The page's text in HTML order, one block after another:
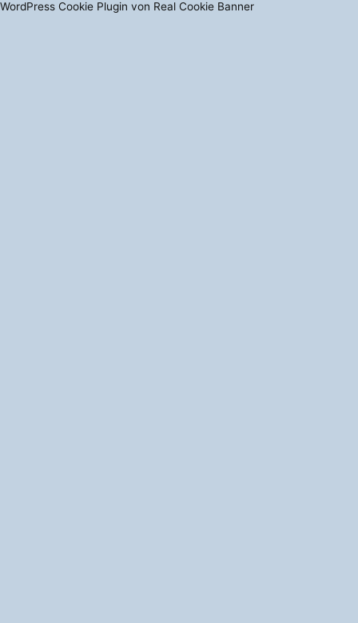
WordPress Cookie Plugin von Real Cookie Banner